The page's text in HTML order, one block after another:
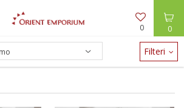
0
0
/ NAKIT -20% - zalihe brzo nestaju!
Filteri